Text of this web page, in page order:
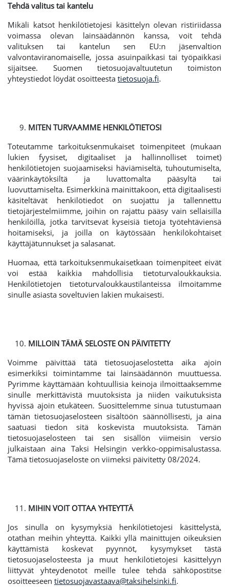
Tehdä valitus tai kantelu
Mikäli katsot henkilötietojesi käsittelyn olevan ristiriidassa
voimassa olevan lainsäädännön kanssa, voit tehdä
valituksen tai kantelun sen EU:n jäsenvaltion
valvontaviranomaiselle, jossa asuinpaikkasi tai työpaikkasi
sijaitsee. Suomen tietosuojavaltuutetun toimiston
yhteystiedot löydät osoitteesta tietosuoja.fi.
MITEN TURVAAMME HENKILÖTIETOSI
Toteutamme tarkoituksenmukaiset toimenpiteet (mukaan
lukien fyysiset, digitaaliset ja hallinnolliset toimet)
henkilötietojen suojaamiseksi häviämiseltä, tuhoutumiselta,
väärinkäytöksiltä ja luvattomalta pääsyltä tai
luovuttamiselta. Esimerkkinä mainittakoon, että digitaalisesti
käsiteltävät henkilötiedot on suojattu ja tallennettu
tietojärjestelmiimme, joihin on rajattu pääsy vain sellaisilla
henkilöillä, jotka tarvitsevat kyseisiä tietoja työtehtäviensä
hoitamiseksi, ja joilla on käytössään henkilökohtaiset
käyttäjätunnukset ja salasanat.
Huomaa, että tarkoituksenmukaisetkaan toimenpiteet eivät
voi estää kaikkia mahdollisia tietoturvaloukkauksia.
Henkilötietojen tietoturvaloukkaustilanteissa ilmoitamme
sinulle asiasta soveltuvien lakien mukaisesti.
MILLOIN TÄMÄ SELOSTE ON PÄIVITETTY
Voimme päivittää tätä tietosuojaselostetta aika ajoin
esimerkiksi toimintamme tai lainsäädännön muuttuessa.
Pyrimme käyttämään kohtuullisia keinoja ilmoittaaksemme
sinulle merkittävistä muutoksista ja niiden vaikutuksista
hyvissä ajoin etukäteen. Suosittelemme sinua tutustumaan
tämän tietosuojaselosteen sisältöön säännöllisesti, ja aina
saatuasi tiedon sitä koskevista muutoksista. Tämän
tietosuojaselosteen tai sen sisällön viimeisin versio
julkaistaan aina Taksi Helsingin verkko-oppimisalustassa.
Tämä tietosuojaseloste on viimeksi päivitetty 08/2024.
MIHIN VOIT OTTAA YHTEYTTÄ
Jos sinulla on kysymyksiä henkilötietojesi käsittelystä,
otathan meihin yhteyttä. Kaikki yllä mainittujen oikeuksien
käyttämistä koskevat pyynnöt, kysymykset tästä
tietosuojaselosteesta ja muut henkilötietojesi käsittelyyn
liittyvät yhteydenotot meille tulee tehdä sähköpostitse
osoitteeseen tietosuojavastaava@taksihelsinki.fi.